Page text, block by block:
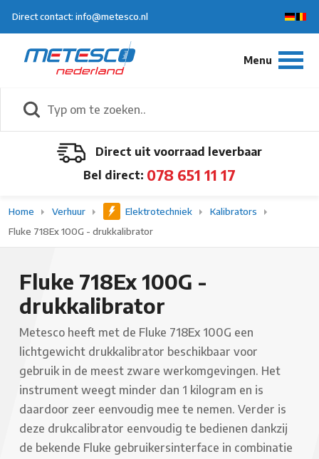
Direct contact: info@metesco.nl
Direct uit voorraad leverbaar
Bel direct: 078 651 11 17
Home Verhuur Elektrotechniek
Kalibrators
Fluke 718Ex 100G - drukkalibrator
Fluke 718Ex 100G -
drukkalibrator
Metesco heeft met de Fluke 718Ex 100G een
lichtgewicht drukkalibrator beschikbaar voor
gebruik in de meest zware werkomgevingen. Het
instrument weegt minder dan 1 kilogram en is
daardoor zeer eenvoudig mee te nemen. Verder is
deze drukcalibrator eenvoudig te bedienen dankzij
de bekende Fluke gebruikersinterface in combinatie